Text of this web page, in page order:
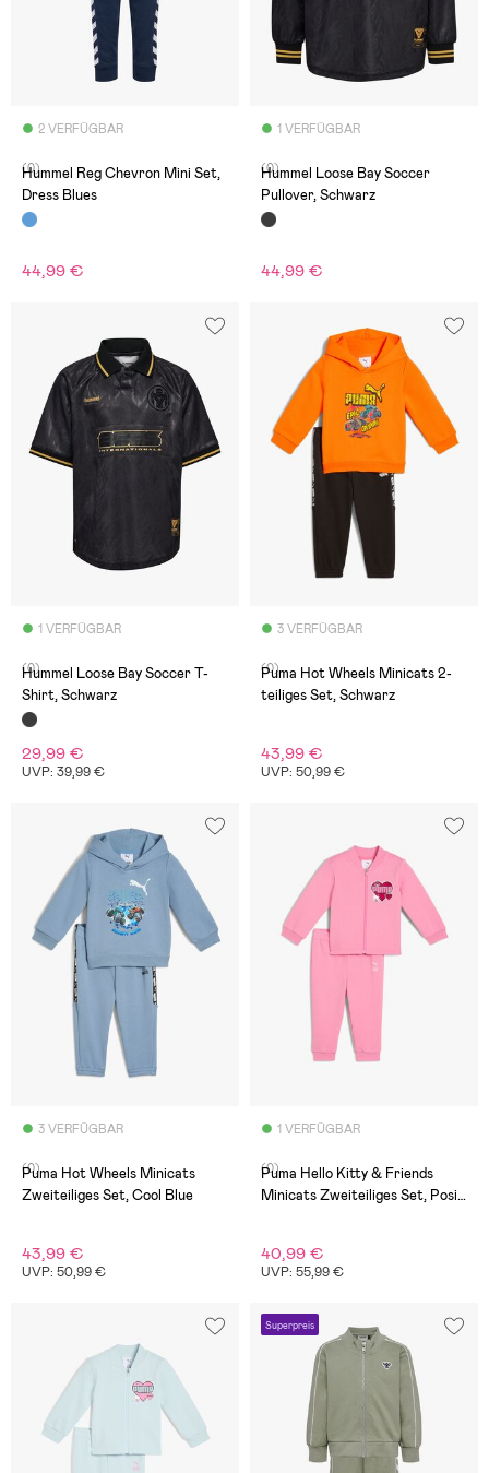
2 VERFÜGBAR
(0)
Hummel Reg Chevron Mini Set,
Dress Blues
44,99 €
1 VERFÜGBAR
(0)
Hummel Loose Bay Soccer
Pullover, Schwarz
44,99 €
1 VERFÜGBAR
(0)
Hummel Loose Bay Soccer T-
Shirt, Schwarz
29,99 €
UVP: 39,99 €
3 VERFÜGBAR
(0)
Puma Hot Wheels Minicats 2-
teiliges Set, Schwarz
43,99 €
UVP: 50,99 €
3 VERFÜGBAR
(0)
Puma Hot Wheels Minicats
Zweiteiliges Set, Cool Blue
43,99 €
UVP: 50,99 €
1 VERFÜGBAR
(0)
Puma Hello Kitty & Friends
Minicats Zweiteiliges Set, Posie
40,99 €
UVP: 55,99 €
Superpreis